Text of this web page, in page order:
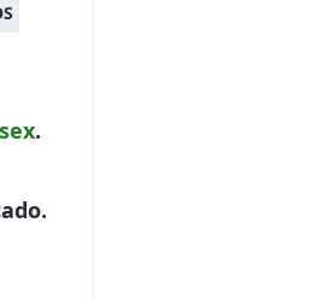
.